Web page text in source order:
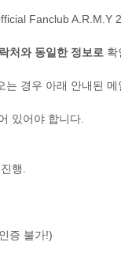
Fanclub A.R.M.Y
처와 동일한 정보로 확
경우 아래 안내된
있어야 합니다.
행.
증 불가!)